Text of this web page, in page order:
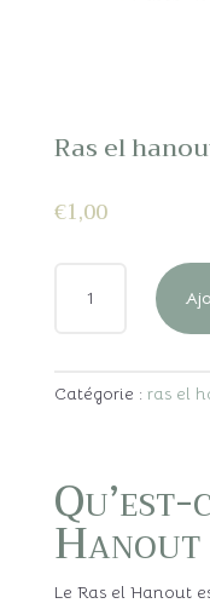
Ras el
€1,00
HANOUT
Catégorie : ras el
Hanout
Le Ras el Hanout